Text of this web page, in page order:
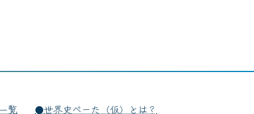
覧 世界史べーた（仮）とは？